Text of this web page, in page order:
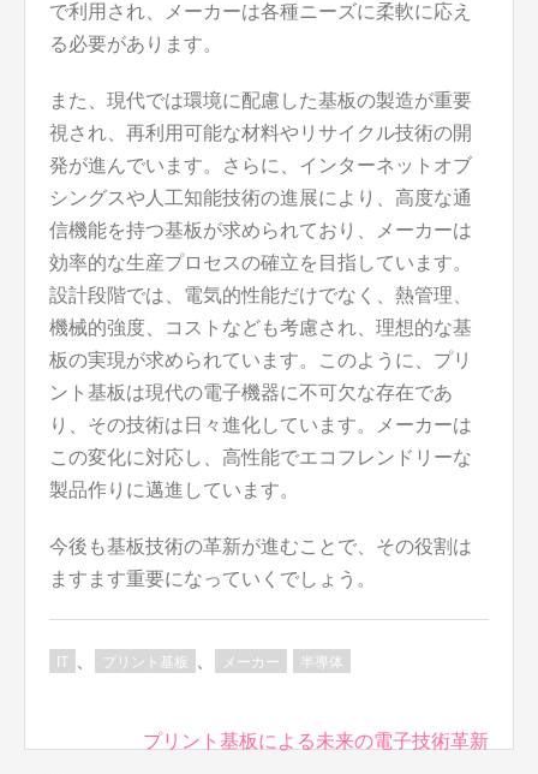
で利用され、メーカーは各種ニーズに柔軟に応え
る必要があります。
また、現代では環境に配慮した基板の製造が重要
視され、再利用可能な材料やリサイクル技術の開
発が進んでいます。さらに、インターネットオブ
シングスや人工知能技術の進展により、高度な通
信機能を持つ基板が求められており、メーカーは
効率的な生産プロセスの確立を目指しています。
設計段階では、電気的性能だけでなく、熱管理、
機械的強度、コストなども考慮され、理想的な基
板の実現が求められています。このように、プリ
ント基板は現代の電子機器に不可欠な存在であ
り、その技術は日々進化しています。メーカーは
この変化に対応し、高性能でエコフレンドリーな
製品作りに邁進しています。
今後も基板技術の革新が進むことで、その役割は
ますます重要になっていくでしょう。
IT プリント基板 メーカー 半導体
プリント基板による未来の電子技術革新